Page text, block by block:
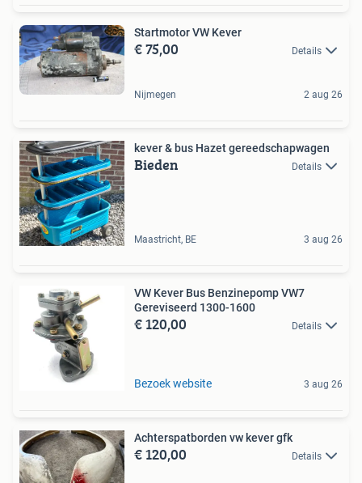
Startmotor VW Kever
€ 75,00 Details
Nijmegen 2 aug 26
kever & bus Hazet gereedschapwagen
Bieden Details
Maastricht, BE 3 aug 26
VW Kever Bus Benzinepomp VW7
Gereviseerd 1300-1600
€ 120,00 Details
Bezoek website 3 aug 26
Achterspatborden vw kever gfk
€ 120,00 Details